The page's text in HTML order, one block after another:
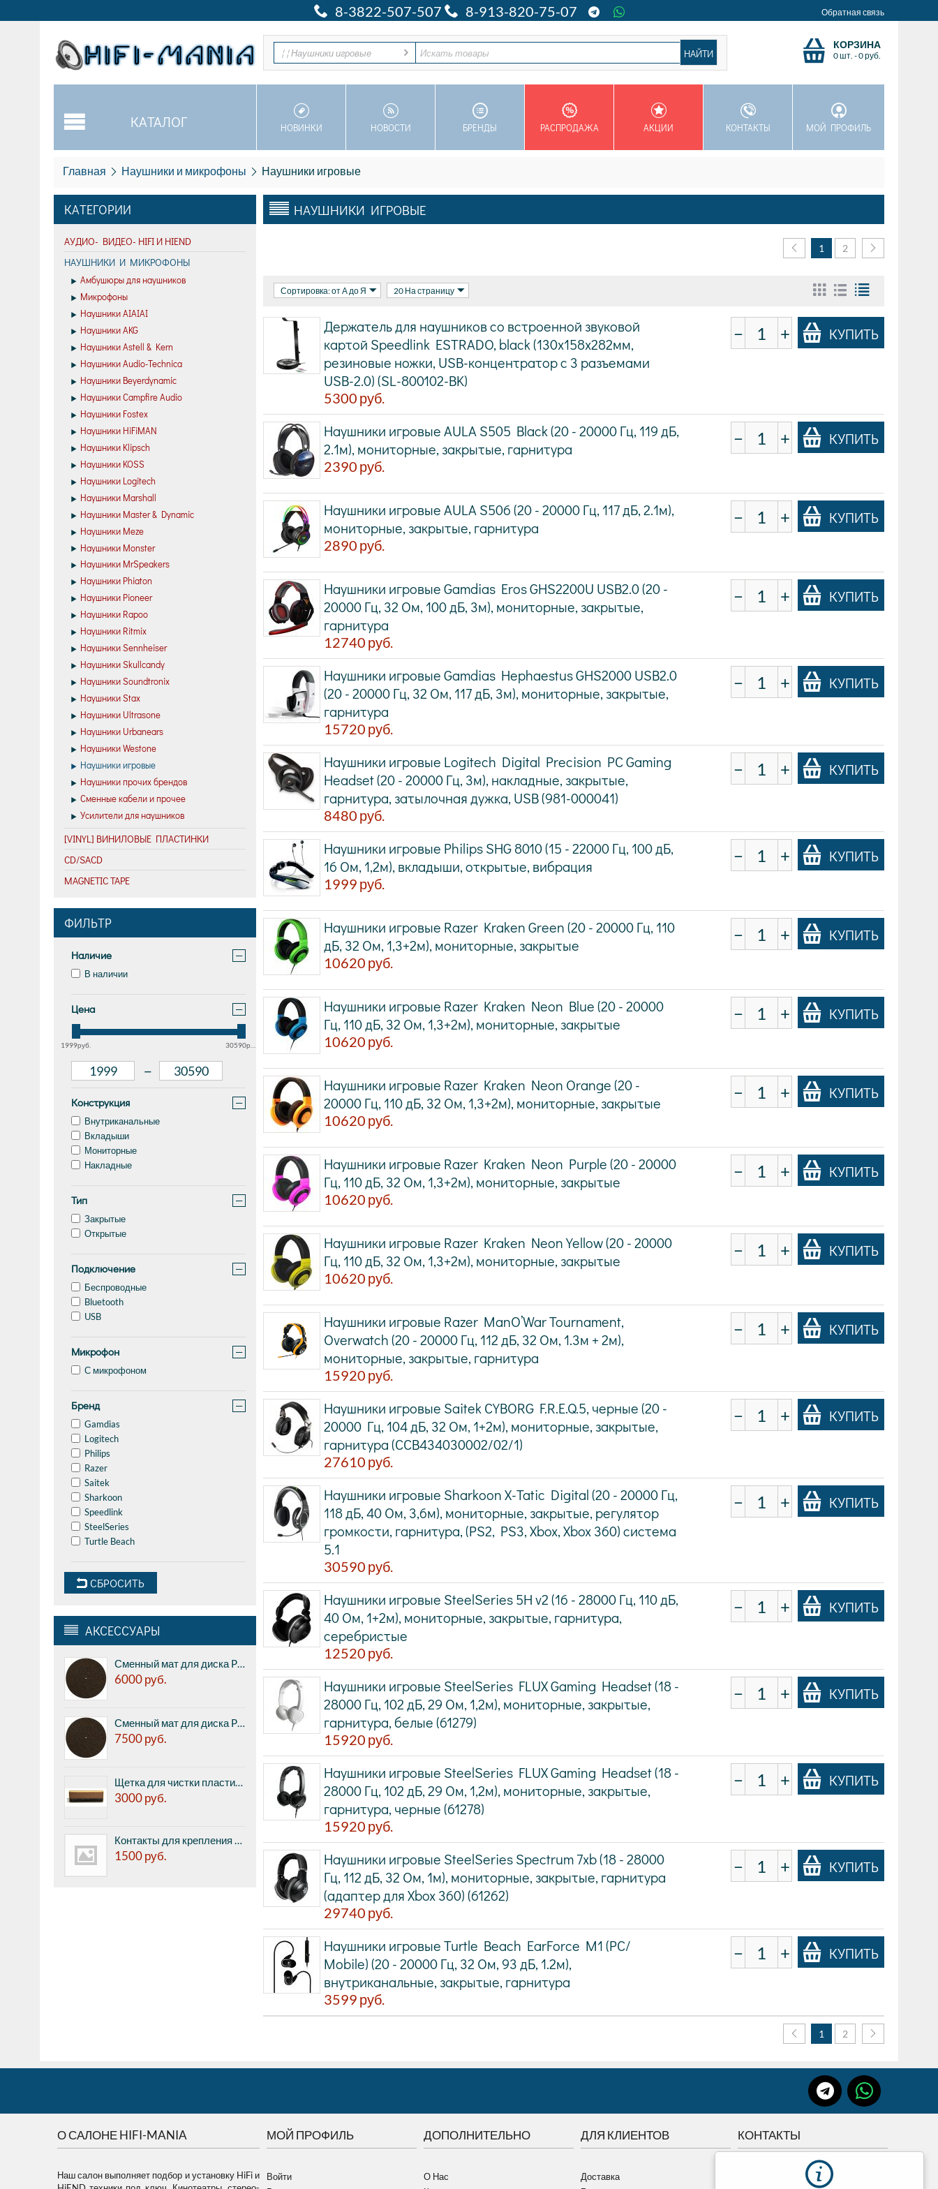
8-3822-507-507 8-913-820-75-07 Обратная связь
¦ ¦ Наушники игровые
КОРЗИНА
0 шт. -0руб.
КАТАЛОГ НОВИНКИ НОВОСТИ БРЕНДЫ РАСПРОДАЖА АКЦИИ КОНТАКТЫ МОЙ ПРОФИЛЬ
Главная Наушники и микрофоны Наушники игровые
КАТЕГОРИИ
АУДИО- ВИДЕО- HIFI И HIEND
НАУШНИКИ И МИКРОФОНЫ
Амбушюры для наушников
Микрофоны
Наушники AIAIAI
Наушники AKG
Наушники Astell & Kern
Наушники Audio-Technica
Наушники Beyerdynamic
Наушники Campfire Audio
Наушники Fostex
Наушники HiFiMAN
Наушники Klipsch
Наушники KOSS
Наушники Logitech
Наушники Marshall
Наушники Master & Dynamic
Наушники Meze
Наушники Monster
Наушники MrSpeakers
Наушники Phiaton
Наушники Pioneer
Наушники Rapoo
Наушники Ritmix
Наушники Sennheiser
Наушники Skullcandy
Наушники Soundtronix
Наушники Stax
Наушники Ultrasone
Наушники Urbanears
Наушники Westone
Наушники игровые
Наушники прочих брендов
Сменные кабели и прочее
Усилители для наушников
[VINYL] ВИНИЛОВЫЕ ПЛАСТИНКИ
CD/SACD
MAGNETIC TAPE
ФИЛЬТР
Наличие −
В наличии
Цена −
1999руб.
–
Конструкция −
Внутриканальные
Вкладыши
Мониторные
Накладные
Тип −
Закрытые
Открытые
Подключение −
Беспроводные
Bluetooth
USB
Микрофон −
С микрофоном
Бренд −
Gamdias
Logitech
Philips
Razer
Saitek
Sharkoon
Speedlink
SteelSeries
Turtle Beach
СБРОСИТЬ
АКСЕССУАРЫ
Сменный мат для диска Pro-ject CORK & RUBBER IT, 1мм (реальная толщина 2,1 мм)
6000руб.
Сменный мат для диска Pro-ject CORK & RUBBER IT, 3мм
7500руб.
Щетка для чистки пластинок Pro-ject BRUSH IT Premium
3000руб.
Контакты для крепления картриджа к тонарму Pro-Ject Pin IT (8 шт. в комплекте)
1500руб.
НАУШНИКИ ИГРОВЫЕ
1 2
Сортировка: от А до Я 20 На страницу
Держатель для наушников со встроенной звуковой
картой Speedlink ESTRADO, black (130х158х282мм,
резиновые ножки, USB-концентратор с 3 разъемами
USB-2.0) (SL-800102-BK)
5300 руб.
− + КУПИТЬ
Наушники игровые AULA S505 Black (20 - 20000 Гц, 119 дБ,
2.1м), мониторные, закрытые, гарнитура
2390 руб.
− + КУПИТЬ
Наушники игровые AULA S506 (20 - 20000 Гц, 117 дБ, 2.1м),
мониторные, закрытые, гарнитура
2890 руб.
− + КУПИТЬ
Наушники игровые Gamdias Eros GHS2200U USB2.0 (20 -
20000 Гц, 32 Ом, 100 дБ, 3м), мониторные, закрытые,
гарнитура
12740 руб.
− + КУПИТЬ
Наушники игровые Gamdias Hephaestus GHS2000 USB2.0
(20 - 20000 Гц, 32 Ом, 117 дБ, 3м), мониторные, закрытые,
гарнитура
15720 руб.
− + КУПИТЬ
Наушники игровые Logitech Digital Precision PC Gaming
Headset (20 - 20000 Гц, 3м), накладные, закрытые,
гарнитура, затылочная дужка, USB (981-000041)
8480 руб.
− + КУПИТЬ
Наушники игровые Philips SHG 8010 (15 - 22000 Гц, 100 дБ,
16 Ом, 1,2м), вкладыши, открытые, вибрация
1999 руб.
− + КУПИТЬ
Наушники игровые Razer Kraken Green (20 - 20000 Гц, 110
дБ, 32 Ом, 1,3+2м), мониторные, закрытые
10620 руб.
− + КУПИТЬ
Наушники игровые Razer Kraken Neon Blue (20 - 20000
Гц, 110 дБ, 32 Ом, 1,3+2м), мониторные, закрытые
10620 руб.
− + КУПИТЬ
Наушники игровые Razer Kraken Neon Orange (20 -
20000 Гц, 110 дБ, 32 Ом, 1,3+2м), мониторные, закрытые
10620 руб.
− + КУПИТЬ
Наушники игровые Razer Kraken Neon Purple (20 - 20000
Гц, 110 дБ, 32 Ом, 1,3+2м), мониторные, закрытые
10620 руб.
− + КУПИТЬ
Наушники игровые Razer Kraken Neon Yellow (20 - 20000
Гц, 110 дБ, 32 Ом, 1,3+2м), мониторные, закрытые
10620 руб.
− + КУПИТЬ
Наушники игровые Razer ManO’War Tournament,
Overwatch (20 - 20000 Гц, 112 дБ, 32 Ом, 1.3м + 2м),
мониторные, закрытые, гарнитура
15920 руб.
− + КУПИТЬ
Наушники игровые Saitek CYBORG F.R.E.Q.5, черные (20 -
20000 Гц, 104 дБ, 32 Ом, 1+2м), мониторные, закрытые,
гарнитура (CCB434030002/02/1)
27610 руб.
− + КУПИТЬ
Наушники игровые Sharkoon X-Tatic Digital (20 - 20000 Гц,
118 дБ, 40 Ом, 3,6м), мониторные, закрытые, регулятор
громкости, гарнитура, (PS2, PS3, Xbox, Xbox 360) система
5.1
30590 руб.
− + КУПИТЬ
Наушники игровые SteelSeries 5H v2 (16 - 28000 Гц, 110 дБ,
40 Ом, 1+2м), мониторные, закрытые, гарнитура,
серебристые
12520 руб.
− + КУПИТЬ
Наушники игровые SteelSeries FLUX Gaming Headset (18 -
28000 Гц, 102 дБ, 29 Ом, 1,2м), мониторные, закрытые,
гарнитура, белые (61279)
15920 руб.
− + КУПИТЬ
Наушники игровые SteelSeries FLUX Gaming Headset (18 -
28000 Гц, 102 дБ, 29 Ом, 1,2м), мониторные, закрытые,
гарнитура, черные (61278)
15920 руб.
− + КУПИТЬ
Наушники игровые SteelSeries Spectrum 7xb (18 - 28000
Гц, 112 дБ, 32 Ом, 1м), мониторные, закрытые, гарнитура
(адаптер для Xbox 360) (61262)
29740 руб.
− + КУПИТЬ
Наушники игровые Turtle Beach EarForce M1 (PC/
Mobile) (20 - 20000 Гц, 32 Ом, 93 дБ, 1.2м),
внутриканальные, закрытые, гарнитура
3599 руб.
− + КУПИТЬ
1 2
О САЛОНЕ HIFI-MANIA
Наш салон выполняет подбор и установку HiFi и
МОЙ ПРОФИЛЬ
Войти
ДОПОЛНИТЕЛЬНО
О Нас
ДЛЯ КЛИЕНТОВ
Доставка
КОНТАКТЫ
г.Томск, Советская 84